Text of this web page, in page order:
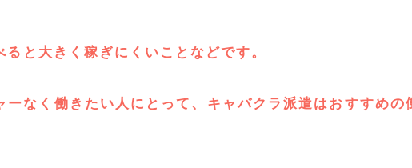
と大きく稼ぎにくいことなどです。
ーなく働きたい人にとって、キャバクラ派遣はおすすめの